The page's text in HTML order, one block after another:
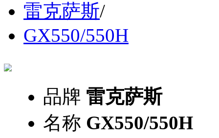
雷克萨斯/
GX550/550H
品牌 雷克萨斯
名称 GX550/550H